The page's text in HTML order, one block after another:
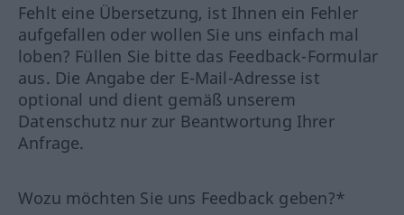
Fehlt eine Übersetzung, ist Ihnen ein Fehler
aufgefallen oder wollen Sie uns einfach mal
loben? Füllen Sie bitte das Feedback-Formular
aus. Die Angabe der E-Mail-Adresse ist
optional und dient gemäß unserem
Datenschutz nur zur Beantwortung Ihrer
Anfrage.
Wozu möchten Sie uns Feedback geben?*